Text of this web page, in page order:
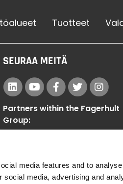
media features and to
social media, advertising and
Tuotteet
SEURAA MEITÄ
Partners within the Fagerhult
Group: